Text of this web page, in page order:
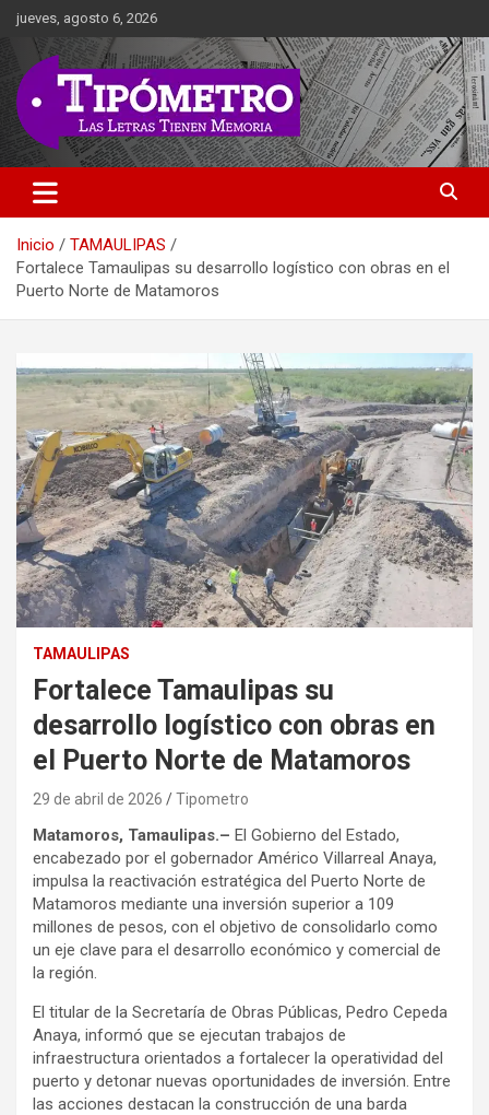
Saltar
contenido
jueves, agosto 6, 2026
Tipometro
Las Letras Tienen Memoria
Inicio
TAMAULIPAS
Fortalece Tamaulipas su desarrollo logístico con obras en el
Puerto Norte de Matamoros
TAMAULIPAS
Fortalece Tamaulipas su
desarrollo logístico con obras en
el Puerto Norte de Matamoros
29 de abril de 2026 Tipometro
Matamoros, Tamaulipas.– El Gobierno del Estado,
encabezado por el gobernador Américo Villarreal Anaya,
impulsa la reactivación estratégica del Puerto Norte de
Matamoros mediante una inversión superior a 109
millones de pesos, con el objetivo de consolidarlo como
un eje clave para el desarrollo económico y comercial de
la región.
El titular de la Secretaría de Obras Públicas, Pedro Cepeda
Anaya, informó que se ejecutan trabajos de
infraestructura orientados a fortalecer la operatividad del
puerto y detonar nuevas oportunidades de inversión. Entre
las acciones destacan la construcción de una barda